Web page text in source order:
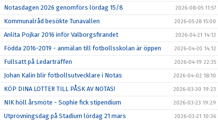
Notasdagen 2026 genomförs lördag 15/8 2026-08-05 11:57
Kommunalråd besökte Tunavallen 2026-05-28 15:00
Anlita Pojkar 2016 inför Valborgsfirandet 2026-04-21 14:12
Födda 2016-2019 - anmälan till fotbollsskolan är öppen 2026-04-20 14:12
Fullsatt på Ledarträffen 2026-04-19 22:35
Johan Kalin blir fotbollsutvecklare i Notas 2026-04-02 18:10
KÖP DINA LOTTER TILL PÅSK AV NOTAS! 2026-03-30 19:23
NIK höll årsmöte - Sophie fick stipendium 2026-03-23 19:29
Utprovningsdag på Stadium lördag 21 mars 2026-03-21 10:36